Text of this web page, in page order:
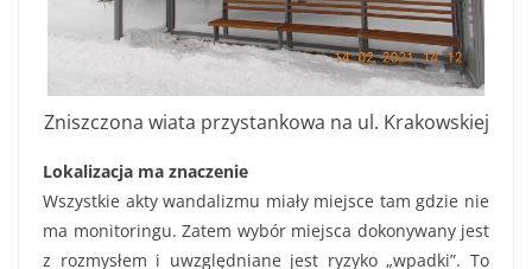
Zniszczona wiata przystankowa na ul. Krakowskiej
Lokalizacja ma znaczenie
Wszystkie akty wandalizmu miały miejsce tam gdzie nie
ma monitoringu. Zatem wybór miejsca dokonywany jest
z rozmysłem i uwzględniane jest ryzyko „wpadki”. To